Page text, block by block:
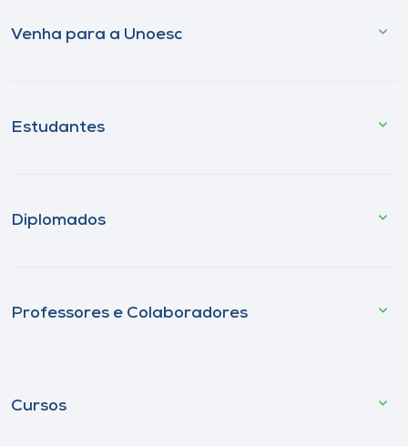
Venha para a Unoesc
Estudantes
Diplomados
Professores e Colaboradores
Cursos